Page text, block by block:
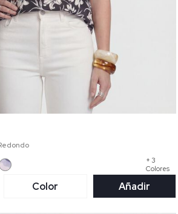
+ 3
Colores
Color Añadir